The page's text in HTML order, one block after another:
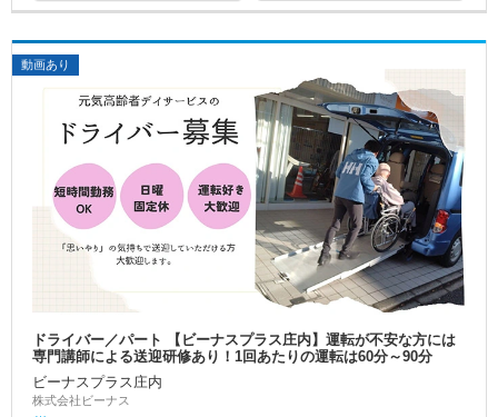
動画あり
ドライバー／パート 【ビーナスプラス庄内】運転が不安な方には
専門講師による送迎研修あり！1回あたりの運転は60分～90分
ビーナスプラス庄内
株式会社ビーナス